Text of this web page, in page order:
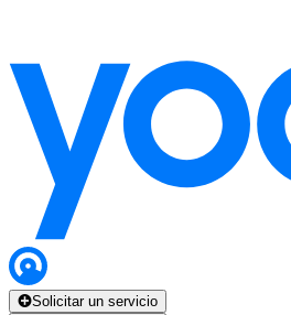
Solicitar un servicio